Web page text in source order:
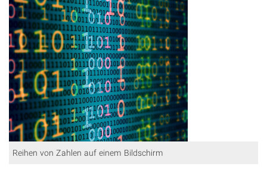
Reihen von Zahlen auf einem Bildschirm